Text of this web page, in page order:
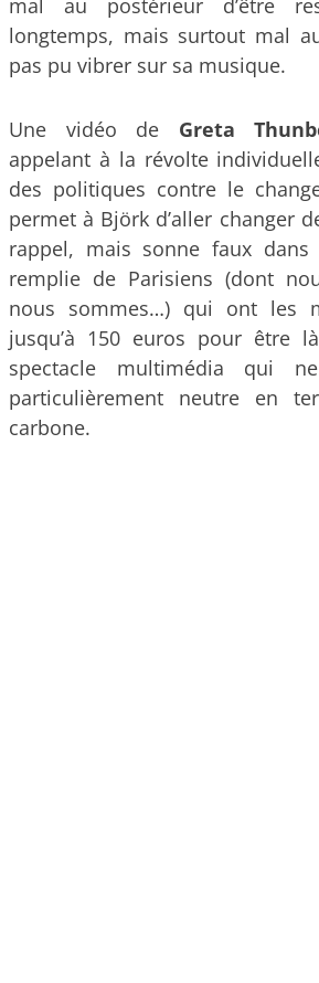
mal au postérieur d’être
longtemps, mais surtout mal
pas pu vibrer sur sa musique.
Une vidéo de Greta
appelant à la révolte
des politiques contre le
permet à Björk d’aller changer
rappel, mais sonne faux dans
remplie de Parisiens (dont
nous sommes…) qui ont les
jusqu’à 150 euros pour être
spectacle multimédia qui
particulièrement neutre en
carbone.